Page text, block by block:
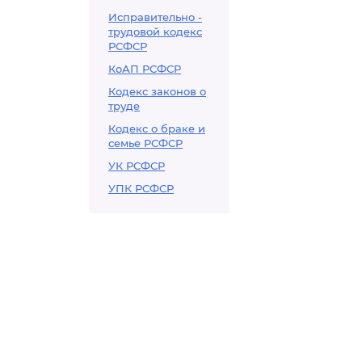
Исправительно -
трудовой кодекс
РСФСР
КоАП РСФСР
Кодекс законов о
труде
Кодекс о браке и
семье РСФСР
УК РСФСР
УПК РСФСР